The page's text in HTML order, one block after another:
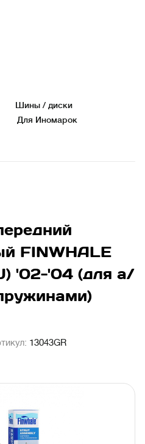
Шины / диски
Для Иномарок
FINWHALE
'02-'04 (для а/
13043GR